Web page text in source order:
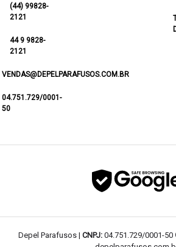
(44) 99828-
2121
44 9 9828-
2121
VENDAS@DEPELPARAFUSOS.COM.BR
04.751.729/0001-
50
Depel Parafusos | CNPJ: 04.751.729/0001-